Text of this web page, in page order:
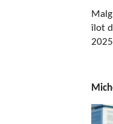
îlot